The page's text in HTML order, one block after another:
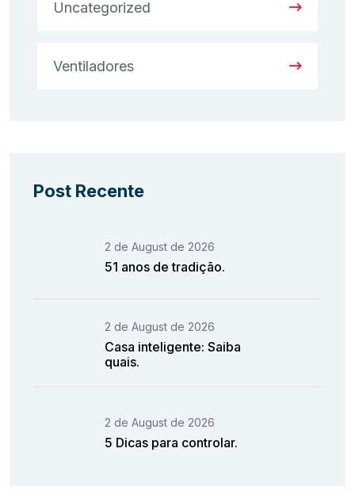
Uncategorized
Ventiladores
Post Recente
2 de August de 2026
51 anos de tradição.
2 de August de 2026
Casa inteligente: Saiba
quais.
2 de August de 2026
5 Dicas para controlar.